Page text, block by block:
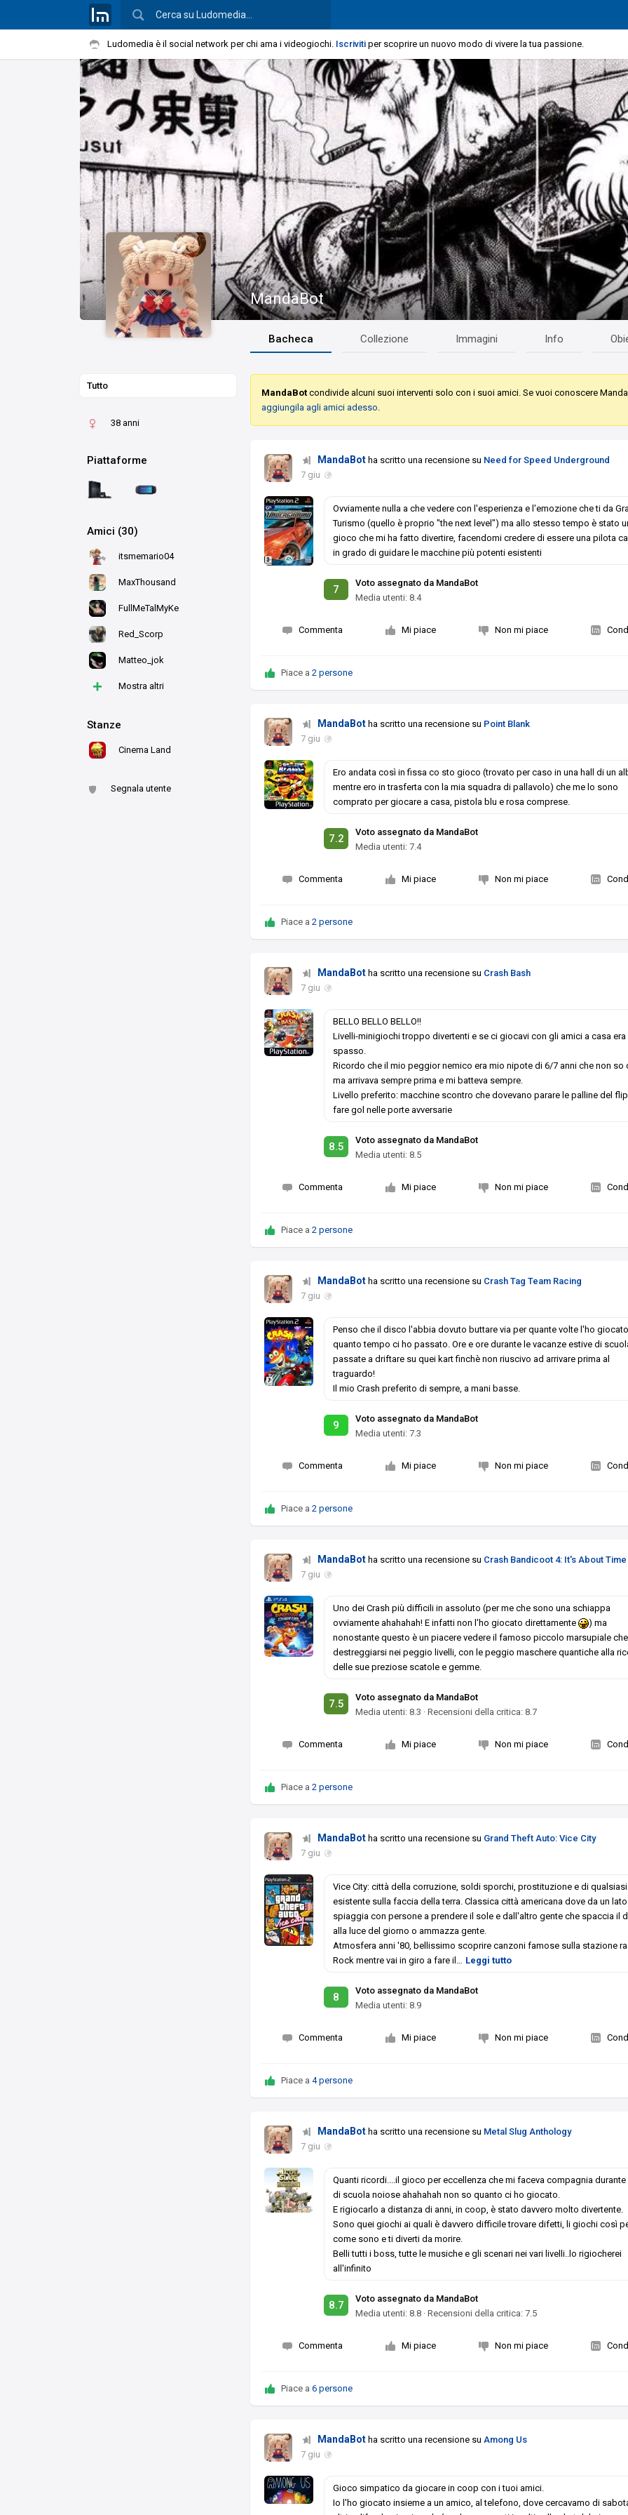
Ludomedia è il social network per chi ama i videogiochi. Iscriviti per scoprire un nuovo modo di vivere la tua passione.
MandaBot
Bacheca Collezione Immagini Info
Tutto
38 anni
Piattaforme
Amici (30)
itsmemario04
MaxThousand
FullMeTalMyKe
Red_Scorp
Matteo_jok
+ Mostra altri
Stanze
Cinema Land
Segnala utente
MandaBot condivide alcuni suoi interventi solo con i suoi amici. Se vuoi conoscere
aggiungila agli amici adesso
MandaBot ha scritto una recensione su Need for Speed Underground
7 giu
Ovviamente nulla a che vedere con l'esperienza e l'emozione che ti da
Turismo (quello è proprio "the next level") ma allo stesso tempo è stato
gioco che mi ha fatto divertire, facendomi credere di essere una pilota
in grado di guidare le macchine più potenti esistenti
7
Voto assegnato da MandaBot
Media utenti:8.4
Commenta Mi piace Non mi piace
Piace a2 persone
MandaBot ha scritto una recensione su Point Blank
7 giu
Ero andata così in fissa co sto gioco (trovato per caso in una hall di un
mentre ero in trasferta con la mia squadra di pallavolo) che me lo sono
comprato per giocare a casa, pistola blu e rosa comprese.
7.2
Voto assegnato da MandaBot
Media utenti:7.4
Commenta Mi piace Non mi piace
Piace a2 persone
MandaBot ha scritto una recensione su Crash Bash
7 giu
BELLO BELLO BELLO!!
Livelli-minigiochi troppo divertenti e se ci giocavi con gli amici a casa era
spasso.
Ricordo che il mio peggior nemico era mio nipote di 6/7 anni che non so
ma arrivava sempre prima e mi batteva sempre.
Livello preferito: macchine scontro che dovevano parare le palline del
fare gol nelle porte avversarie
8.5
Voto assegnato da MandaBot
Media utenti:8.5
Commenta Mi piace Non mi piace
Piace a2 persone
MandaBot ha scritto una recensione su Crash Tag Team Racing
7 giu
Penso che il disco l'abbia dovuto buttare via per quante volte l'ho
quanto tempo ci ho passato. Ore e ore durante le vacanze estive di
passate a driftare su quei kart finchè non riuscivo ad arrivare prima al
traguardo!
Il mio Crash preferito di sempre, a mani basse.
9
Voto assegnato da MandaBot
Media utenti:7.3
Commenta Mi piace Non mi piace
Piace a2 persone
MandaBot ha scritto una recensione su Crash Bandicoot 4: It's About Time
7 giu
Uno dei Crash più difficili in assoluto (per me che sono una schiappa
ovviamente ahahahah! E infatti non l'ho giocato direttamente
) ma
nonostante questo è un piacere vedere il famoso piccolo marsupiale
destreggiarsi nei peggio livelli, con le peggio maschere quantiche alla
delle sue preziose scatole e gemme.
7.5
Voto assegnato da MandaBot
Media utenti:8.3 ·Recensioni della critica: 8.7
Commenta Mi piace Non mi piace
Piace a2 persone
MandaBot ha scritto una recensione su Grand Theft Auto: Vice City
7 giu
Vice City: città della corruzione, soldi sporchi, prostituzione e di
esistente sulla faccia della terra. Classica città americana dove da un
spiaggia con persone a prendere il sole e dall'altro gente che spaccia il
alla luce del giorno o ammazza gente.
Atmosfera anni '80, bellissimo scoprire canzoni famose sulla stazione
Rock mentre vai in giro a fare il
Leggi tutto
8
Voto assegnato da MandaBot
Media utenti:8.9
Commenta Mi piace Non mi piace
Piace a4 persone
MandaBot ha scritto una recensione su Metal Slug Anthology
7 giu
Quanti ricordi....il gioco per eccellenza che mi faceva compagnia durante
di scuola noiose ahahahah non so quanto ci ho giocato.
E rigiocarlo a distanza di anni, in coop, è stato davvero molto divertente.
Sono quei giochi ai quali è davvero difficile trovare difetti, li giochi così
come sono e ti diverti da morire.
Belli tutti i boss, tutte le musiche e gli scenari nei vari livelli..lo rigiocherei
all'infinito
8.7
Voto assegnato da MandaBot
Media utenti:8.8 ·Recensioni della critica: 7.5
Commenta Mi piace Non mi piace
Piace a6 persone
MandaBot ha scritto una recensione su Among Us
7 giu
Gioco simpatico da giocare in coop con i tuoi amici.
Io l'ho giocato insieme a un amico, al telefono, dove cercavamo di